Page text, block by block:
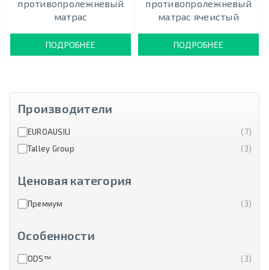
противопролежневый
матрас
ПОДРОБНЕЕ
противопролежневый
матрас ячеистый
ПОДРОБНЕЕ
Производители
EUROAUSILI
(7)
Talley Group
(3)
Ценовая категория
Премиум (3)
Особенности
ODS™
(3)